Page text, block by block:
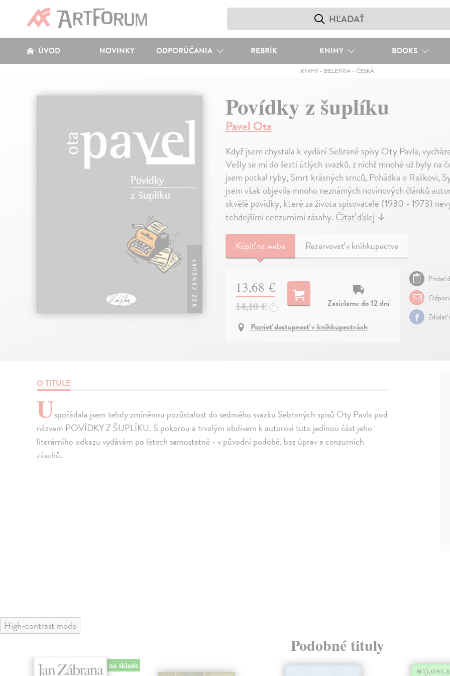
ÚVOD NOVINKY ODPORÚČANIA REBRÍK KNIHY BOOKS
KNIHY- BELETRIA- ČESKÁ
Povídky z šuplíku
Pavel Ota
Když jsem chystala k vydání Sebrané spisy Oty Pavla,
Vešly se mi do šesti útlých svazků, z nichž mnohé už byly
jsem potkal ryby, Smrt krásných srnců, Pohádka o Raškovi,
jsem však objevila mnoho neznámých novinových článků
skvělé povídky, které za života spisovatele (1930 - 1973)
tehdejšími cenzurními zásahy.Čítať ďalej↓
Kúpiťna webe Rezervovať v kníhkupectve
13,68 €
14,10 € ?
Zasielame do 12 dní
Pozrieť dostupnosť v kníhkupectvách
Pridať
Zdielať
O TITULE
Uspořádala jsem tehdy zmíněnou pozůstalost do sedmého svazku Sebraných spisů Oty Pavla pod
názvem POVÍDKY Z ŠUPLÍKU. S pokorou a trvalým obdivem k autorovi tuto jedinou část jeho
literárního odkazu vydávám po létech samostatně - v původní podobě, bez úprav a cenzurních
zásahů.
High-contrast mode
Podobné tituly
na sklade